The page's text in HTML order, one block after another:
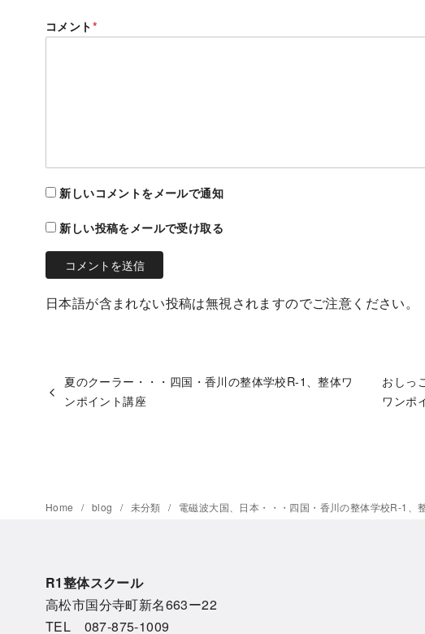
コメント*
新しいコメントをメールで通知
新しい投稿をメールで受け取る
日本語が含まれない投稿は無視されますのでご注意ください。
夏のクーラー・・・四国・香川の整体学校R-1、整体ワ
ンポイント講座
おしっ
ワンポ
Home blog 未分類 電磁波大国、日本・・・四国・香川の整体学校R-1、
R1整体スクール
高松市国分寺町新名663ー22
TEL 087-875-1009